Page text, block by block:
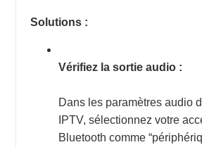
Solutions :
Vérifiez la sortie audio :
Dans les paramètres audio
IPTV, sélectionnez votre
Bluetooth comme